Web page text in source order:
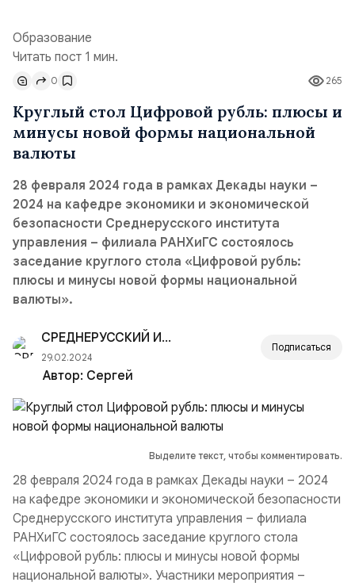
Образование
Читать пост 1 мин.
265
0
Круглый стол Цифровой рубль: плюсы и
минусы новой формы национальной
валюты
28 февраля 2024 года в рамках Декады науки –
2024 на кафедре экономики и экономической
безопасности Среднерусского института
управления – филиала РАНХиГС состоялось
заседание круглого стола «Цифровой рубль:
плюсы и минусы новой формы национальной
валюты».
СРЕДНЕРУССКИЙ ИНСТИТУТ УПРАВЛЕНИЯ —
29.02.2024
Подписаться
Автор: Сергей
Выделите текст, чтобы комментировать.
28 февраля 2024 года в рамках Декады науки – 2024
на кафедре экономики и экономической безопасности
Среднерусского института управления – филиала
РАНХиГС состоялось заседание круглого стола
«Цифровой рубль: плюсы и минусы новой формы
национальной валюты». Участники мероприятия –